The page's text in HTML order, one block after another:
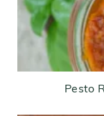
Pesto